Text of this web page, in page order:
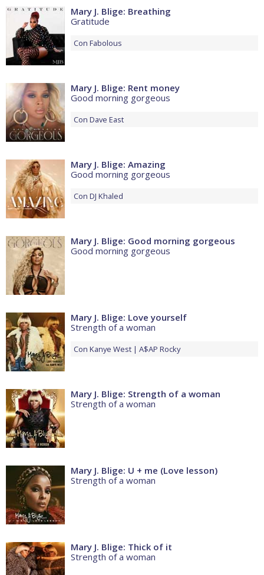
Mary J. Blige: Breathing
Gratitude
Con Fabolous
Mary J. Blige: Rent money
Good morning gorgeous
Con Dave East
Mary J. Blige: Amazing
Good morning gorgeous
Con DJ Khaled
Mary J. Blige: Good morning gorgeous
Good morning gorgeous
Mary J. Blige: Love yourself
Strength of a woman
Con Kanye West A$AP Rocky
Mary J. Blige: Strength of a woman
Strength of a woman
Mary J. Blige: U + me (Love lesson)
Strength of a woman
Mary J. Blige: Thick of it
Strength of a woman